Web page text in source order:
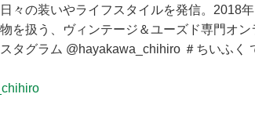
々の装いやライフスタイルを発信。2018
を扱う、ヴィンテージ＆ユーズド専門オン
タグラム @hayakawa_chihiro ＃ちいふく